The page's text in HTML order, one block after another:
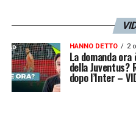
e potrà chiedere di
soltanto in caso di
medesimo
procedure che
scrive la Figc:
HANNO DETTO 2
La domanda
della Juventus?
dopo l’Inter –